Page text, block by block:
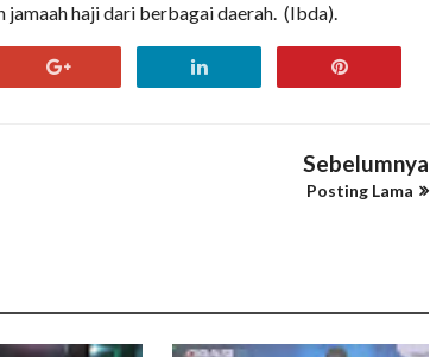
jamaah haji dari berbagai daerah. (Ibda).
Sebelumnya
Posting Lama